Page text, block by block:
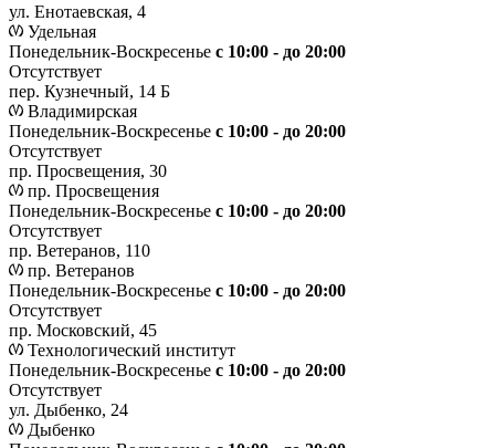
ул. Енотаевская, 4
Удельная
Понедельник-Воскресенье с 10:00 - до 20:00
Отсутствует
пер. Кузнечный, 14 Б
Владимирская
Понедельник-Воскресенье с 10:00 - до 20:00
Отсутствует
пр. Просвещения, 30
пр. Просвещения
Понедельник-Воскресенье c 10:00 - до 20:00
Отсутствует
пр. Ветеранов, 110
пр. Ветеранов
Понедельник-Воскресенье с 10:00 - до 20:00
Отсутствует
пр. Московский, 45
Технологический институт
Понедельник-Воскресенье с 10:00 - до 20:00
Отсутствует
ул. Дыбенко, 24
Дыбенко